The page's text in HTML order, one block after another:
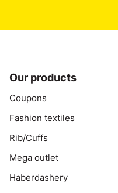
Our products
Coupons
Fashion textiles
Rib/Cuffs
Mega outlet
Haberdashery